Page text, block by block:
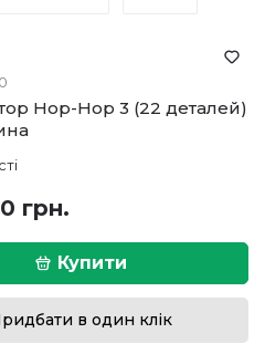
0
Hop-Hop 3 (22 деталей)
грн.
Купити
в один клік